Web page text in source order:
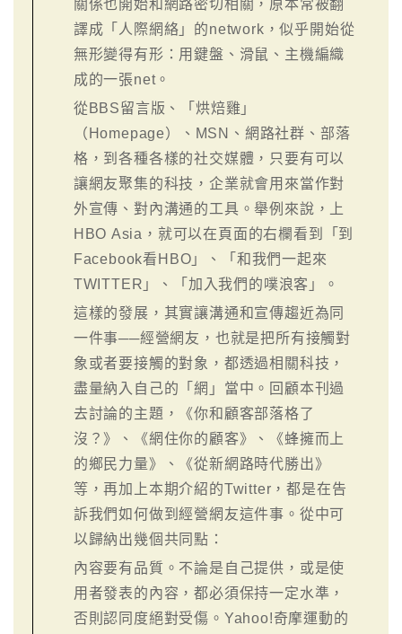
關係也開始和網路密切相關，原本常被翻
譯成「人際網絡」的network，似乎開始從
無形變得有形：用鍵盤、滑鼠、主機編織
成的一張net。
從BBS留言版、「烘焙雞」
（Homepage）、MSN、網路社群、部落
格，到各種各樣的社交媒體，只要有可以
讓網友聚集的科技，企業就會用來當作對
外宣傳、對內溝通的工具。舉例來說，上
HBO Asia，就可以在頁面的右欄看到「到
Facebook看HBO」、「和我們一起來
TWITTER」、「加入我們的噗浪客」。
這樣的發展，其實讓溝通和宣傳趨近為同
一件事──經營網友，也就是把所有接觸對
象或者要接觸的對象，都透過相關科技，
盡量納入自己的「網」當中。回顧本刊過
去討論的主題，《你和顧客部落格了
沒？》、《網住你的顧客》、《蜂擁而上
的鄉民力量》、《從新網路時代勝出》
等，再加上本期介紹的Twitter，都是在告
訴我們如何做到經營網友這件事。從中可
以歸納出幾個共同點：
內容要有品質。不論是自己提供，或是使
用者發表的內容，都必須保持一定水準，
否則認同度絕對受傷。Yahoo!奇摩運動的